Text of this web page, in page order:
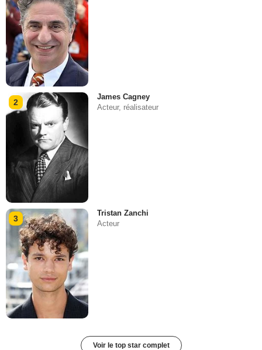
2
James Cagney
Acteur, réalisateur
3
Tristan Zanchi
Acteur
Voir le top star complet